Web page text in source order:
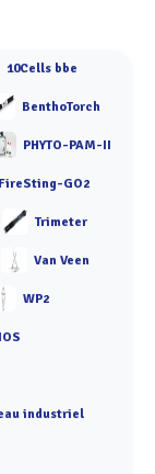
10Cells bbe
BenthoTorch
PHYTO-PAM-II
FireSting-GO2
Trimeter
Van Veen
WP2
industriel